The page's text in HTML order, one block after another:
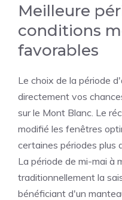
Meilleure
conditions
favorables
Le choix de la période
directement vos
sur le Mont Blanc. Le
modifié les fenêtres
certaines périodes plus
La période de mi-mai à
traditionnellement la
bénéficiant d'un